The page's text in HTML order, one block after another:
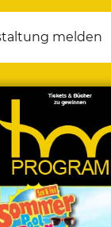
melden